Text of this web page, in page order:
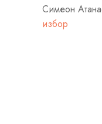
Симеон
избор